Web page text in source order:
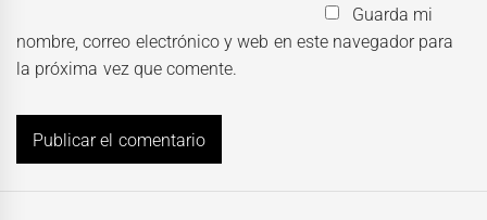
Guarda mi
nombre, correo electrónico y web en este navegador para
la próxima vez que comente.